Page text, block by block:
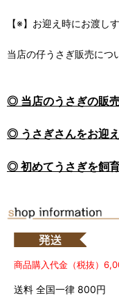
【※】お迎え時にお渡し
当店の仔うさぎ販売につ
◎ 当店のうさぎの販
◎ うさぎさんをお迎
◎ 初めてうさぎを飼
商品購入代金（税抜）
送料 全国一律 800円